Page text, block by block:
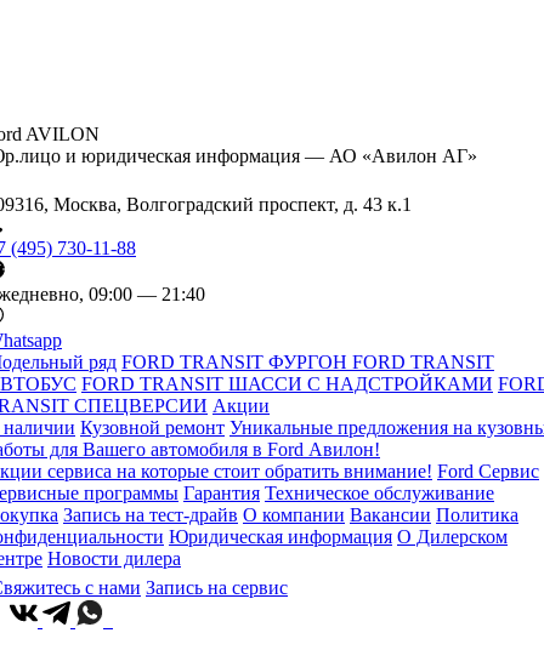
AVILON
и юридическая информация — АО «Авилон АГ»
Москва, Волгоградский проспект, д. 43 к.1
(495) 730-11-88
09:00 — 21:40
ряд FORD TRANSIT ФУРГОН FORD TRANSIT
FORD TRANSIT ШАССИ С НАДСТРОЙКАМИ
СПЕЦВЕРСИИ Акции
Кузовной ремонт Уникальные предложения на
для Вашего автомобиля в Ford Авилон!
сервиса на которые стоит обратить внимание! Ford Сервис
программы Гарантия Техническое обслуживание
Запись на тест-драйв О компании Вакансии Политика
Юридическая информация О Дилерском
Новости дилера
с нами Запись на сервис